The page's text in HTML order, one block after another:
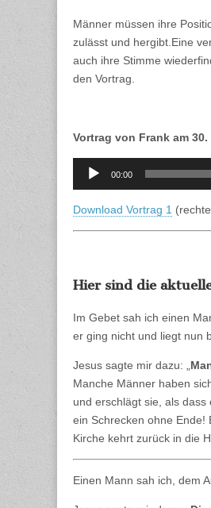
Männer müssen ihre
zulässt und hergibt.Eine
auch ihre Stimme
den Vortrag.
Vortrag von Frank am
Audio-
00:00
Download Vortrag 1
Hier sind die
Im Gebet sah ich einen
er ging nicht und liegt nun
Jesus sagte mir dazu: „
Manche Männer haben
und erschlägt sie, als
ein Schrecken ohne Ende!
Kirche kehrt zurück in die
Einen Mann sah ich, dem